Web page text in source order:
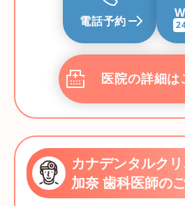
電話予約
医院の詳細は
カナデンタルク
加奈 歯科医師の